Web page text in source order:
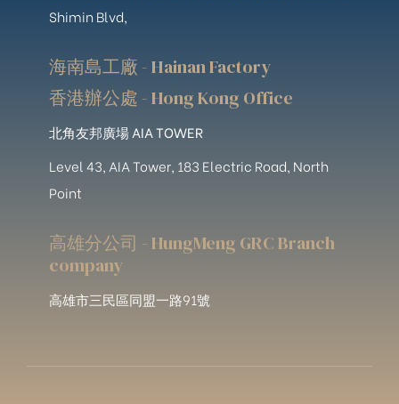
Shimin Blvd,
海南島工廠 - Hainan Factory
香港辦公處 - Hong Kong Office
北角友邦廣場 AIA TOWER
Level 43, AIA Tower, 183 Electric Road, North
Point
高雄分公司 - HungMeng GRC Branch
company
高雄市三民區同盟一路91號